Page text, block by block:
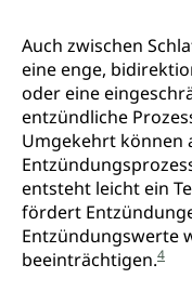
Auch zwischen
eine enge,
oder eine
entzündliche
Umgekehrt können
entsteht leicht ein
fördert
Entzündungswerte
beeinträchtigen.4